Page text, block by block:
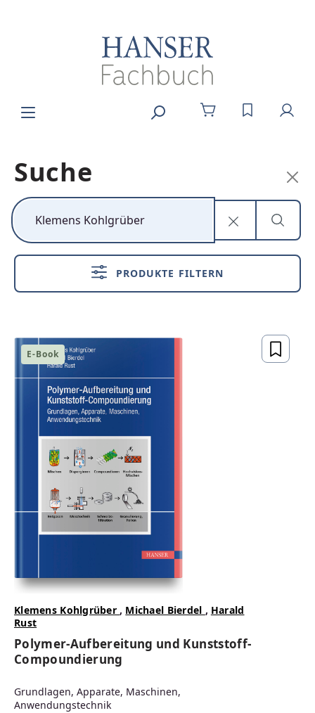
DU HAST 0
Kunststoff neu
denken
Nachhaltig,
zukunftsfähig
ZUM BUCH
Neuerscheinungen
Produktgalerie überspringen
Suche
PRODUKTE FILTERN
E-Book
Klemens Kohlgrüber, Michael Bierdel , Harald
Rust
Polymer-Aufbereitung und Kunststoff-
Compoundierung
Grundlagen, Apparate, Maschinen,
Anwendungstechnik